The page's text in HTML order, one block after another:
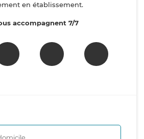
en établissement.
accompagnent 7/7